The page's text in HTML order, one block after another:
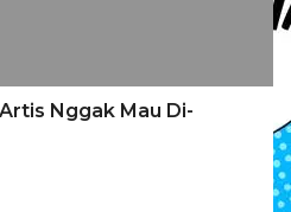
Nggak Mau Di-